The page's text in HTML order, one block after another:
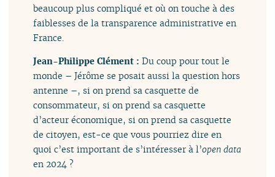
beaucoup plus compliqué et où on touche à des
faiblesses de la transparence administrative en
France.
Jean-Philippe Clément :Du coup pour tout le
monde – Jérôme se posait aussi la question hors
antenne –, si on prend sa casquette de
consommateur, si on prend sa casquette
d’acteur économique, si on prend sa casquette
de citoyen, est-ce que vous pourriez dire en
quoi c’est important de s’intéresser à l’open data
en 2024 ?